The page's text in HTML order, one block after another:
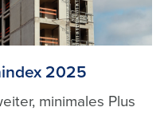
2025
minimales Plus